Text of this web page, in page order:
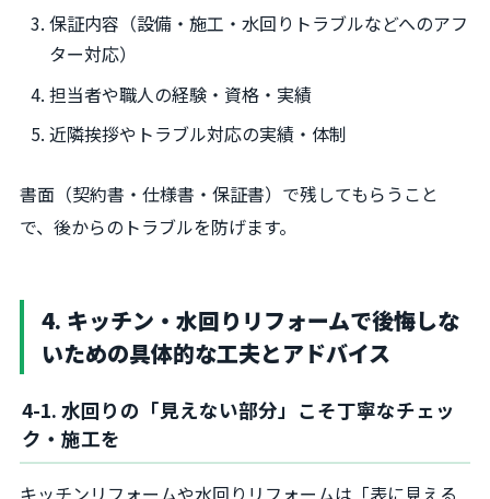
保証内容（設備・施工・水回りトラブルなどへのアフ
ター対応）
担当者や職人の経験・資格・実績
近隣挨拶やトラブル対応の実績・体制
書面（契約書・仕様書・保証書）で残してもらうこと
で、後からのトラブルを防げます。
4. キッチン・水回りリフォームで後悔しな
いための具体的な工夫とアドバイス
4-1. 水回りの「見えない部分」こそ丁寧なチェッ
ク・施工を